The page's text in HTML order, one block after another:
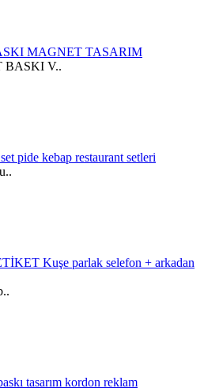
MAGNET TASARIM
BASKI V..
pide kebap restaurant setleri
Kuşe parlak selefon + arkadan
tasarım kordon reklam